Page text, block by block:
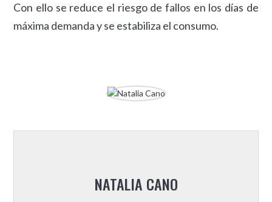
Con ello se reduce el riesgo de fallos en los días de
máxima demanda y se estabiliza el consumo.
NATALIA CANO